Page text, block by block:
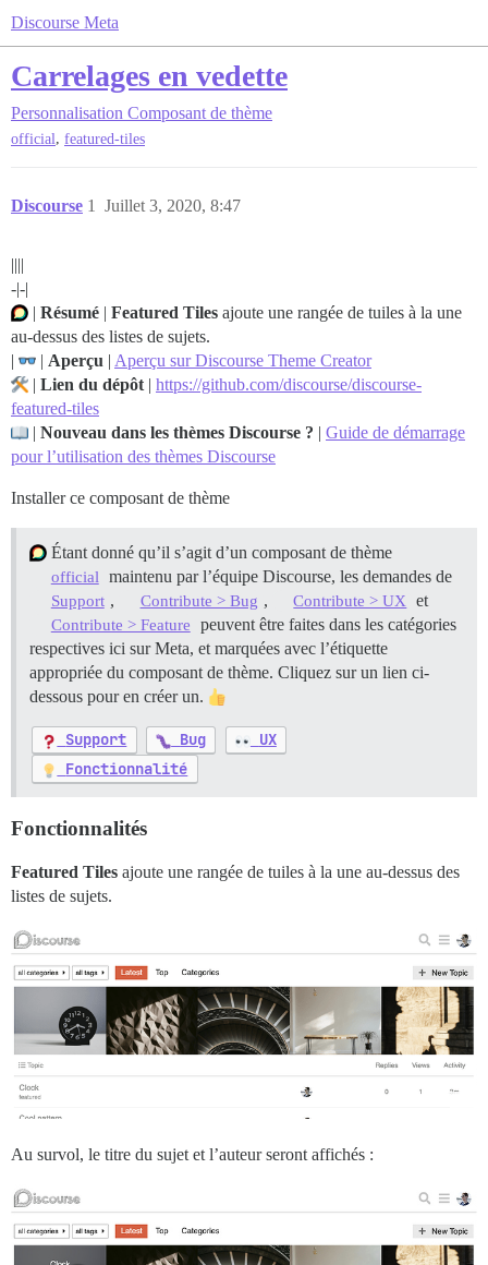
Discourse Meta
Carrelages en vedette
Personnalisation Composant de thème
official, featured-tiles
Discourse Juillet 3, 2020, 8:47
1
||||
-|-|
| Résumé | Featured Tiles ajoute une rangée de tuiles à la une
au-dessus des listes de sujets.
|
| Aperçu | Aperçu sur Discourse Theme Creator
| Lien du dépôt | https://github.com/discourse/discourse-
featured-tiles
| Nouveau dans les thèmes Discourse ? | Guide de démarrage
pour l’utilisation des thèmes Discourse
Installer ce composant de thème
Étant donné qu’il s’agit d’un composant de thème
official maintenu par l’équipe Discourse, les demandes de
Support , Contribute > Bug , Contribute > UX et
Contribute > Feature
peuvent être faites dans les catégories
respectives ici sur Meta, et marquées avec l’étiquette
appropriée du composant de thème. Cliquez sur un lien ci-
dessous pour en créer un.
Support Bug
UX
Fonctionnalité
Fonctionnalités
Featured Tiles ajoute une rangée de tuiles à la une au-dessus des
listes de sujets.
Au survol, le titre du sujet et l’auteur seront affichés :